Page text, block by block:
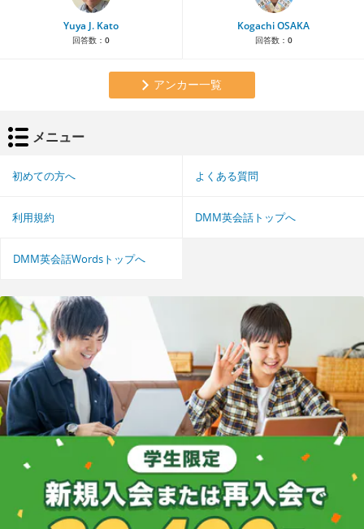
Yuya J. Kato
回答数： 0
Kogachi OSAKA
回答数： 0
アンカー一覧
メニュー
初めての方へ よくある質問
利用規約 DMM英会話トップへ
DMM英会話Wordsトップへ